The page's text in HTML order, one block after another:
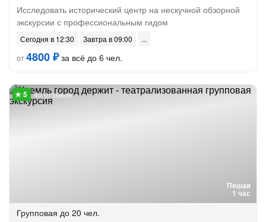
Исследовать исторический центр на нескучной обзорной
экскурсии с профессиональным гидом
Сегодня в 12:30
Завтра в 09:00
от4800 ₽за всё до 6 чел.
Пешая
1 час
40 отзывов
Групповая до 20 чел.